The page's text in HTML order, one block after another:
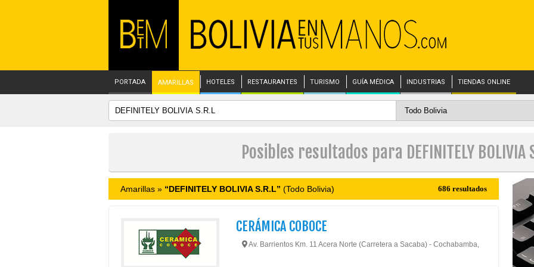
PORTADA AMARILLAS HOTELES RESTAURANTES TURISMO GUÍA MÉDICA INDUSTRIAS TIENDAS ONLINE
Posibles resultados para DEFINITELY BOLIVIA
Amarillas » “DEFINITELY BOLIVIA S.R.L” (Todo Bolivia) 686 resultados
CERÁMICA COBOCE
Av. Barrientos Km. 11 Acera Norte (Carretera a Sacaba) - Cochabamba,